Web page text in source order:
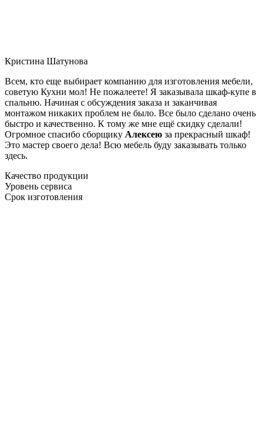
Кристина Шатунова
Всем, кто еще выбирает компанию для изготовления мебели,
советую Кухни мол! Не пожалеете! Я заказывала шкаф-купе в
спальню. Начиная с обсуждения заказа и заканчивая
монтажом никаких проблем не было. Все было сделано очень
быстро и качественно. К тому же мне ещё скидку сделали!
Огромное спасибо сборщику Алексею за прекрасный шкаф!
Это мастер своего дела! Всю мебель буду заказывать только
здесь.
Качество продукции
Уровень сервиса
Срок изготовления